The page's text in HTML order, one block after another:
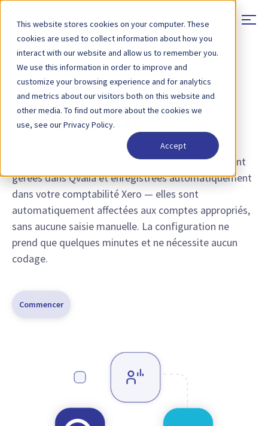
This website stores cookies on your computer. These
cookies are used to collect information about how you
interact with our website and allow us to remember you.
We use this information in order to improve and
customize your browsing experience and for analytics
and metrics about our visitors both on this website and
other media. To find out more about the cookies we
use, see our Privacy Policy.
Accept
CONNECTEURS D'INTÉGRATION
e-facturation Peppol e-
facturation Xero
Qvalia relie Xero au réseau Peppol. Les factures sont
gérées dans Qvalia et enregistrées automatiquement
dans votre comptabilité Xero — elles sont
automatiquement affectées aux comptes appropriés,
sans aucune saisie manuelle. La configuration ne
prend que quelques minutes et ne nécessite aucun
codage.
Commencer